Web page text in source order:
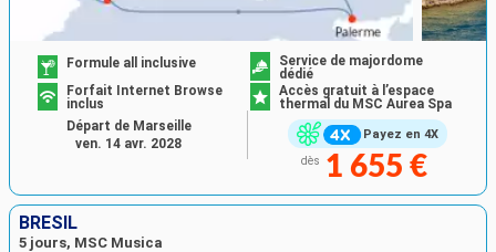
Payez en 4X
Formule all inclusive
Service de majordome
dédié
Forfait Internet Browse
inclus
Accès gratuit à l’espace
thermal du MSC Aurea Spa
dès 1 655 €
Départ de Marseille
ven. 14 avr. 2028
BRÉSIL
5 jours, MSC Musica